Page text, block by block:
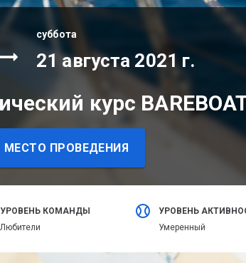
суббота
21 августа 2021 г.
курс
МЕСТО ПРОВЕДЕНИЯ
УРОВЕНЬ КОМАНДЫ
Любители
УРОВЕНЬ
Умеренный